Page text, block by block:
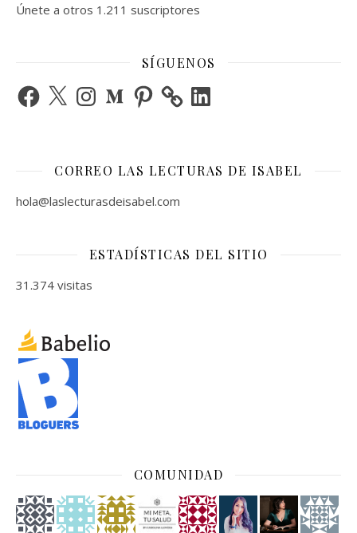
Únete a otros 1.211 suscriptores
SÍGUENOS
Facebook
X InstagramMediumPinterest LinkedIn
CORREO LAS LECTURAS DE ISABEL
hola@laslecturasdeisabel.com
ESTADÍSTICAS DEL SITIO
31.374 visitas
COMUNIDAD